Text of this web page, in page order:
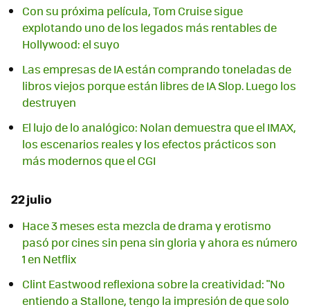
Con su próxima película, Tom Cruise sigue
explotando uno de los legados más rentables de
Hollywood: el suyo
Las empresas de IA están comprando toneladas de
libros viejos porque están libres de IA Slop. Luego los
destruyen
El lujo de lo analógico: Nolan demuestra que el IMAX,
los escenarios reales y los efectos prácticos son
más modernos que el CGI
22 julio
Hace 3 meses esta mezcla de drama y erotismo
pasó por cines sin pena sin gloria y ahora es número
1 en Netflix
Clint Eastwood reflexiona sobre la creatividad: "No
entiendo a Stallone, tengo la impresión de que solo